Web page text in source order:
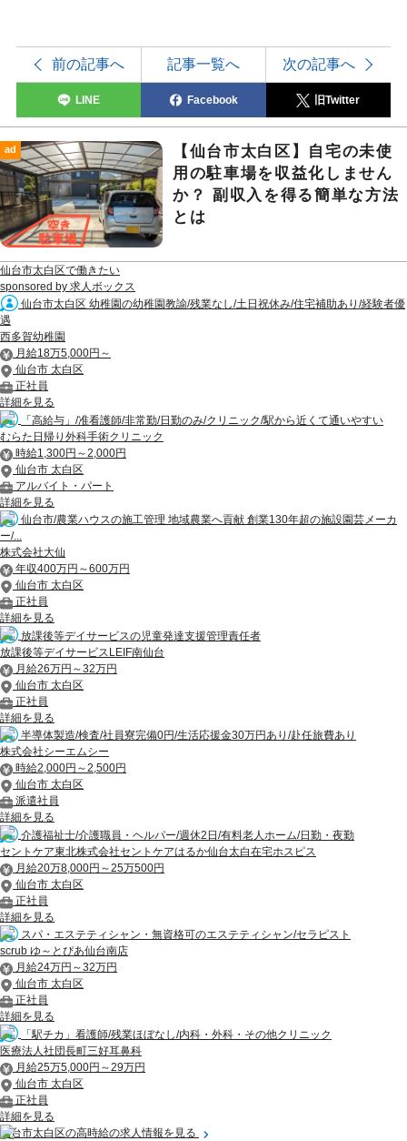
前の記事へ 記事一覧へ 次の記事へ
LINE Facebook 旧Twitter
ad
【仙台市太白区】自宅の未使
用の駐車場を収益化しません
か？ 副収入を得る簡単な方法
とは
仙台市太白区で働きたい
sponsored by 求人ボックス
仙台市太白区 幼稚園の幼稚園教諭/残業なし/土日祝休み/住宅補助あり/経験者優
遇
西多賀幼稚園
月給18万5,000円～
仙台市 太白区
正社員
詳細を見る
「高給与」/准看護師/非常勤/日勤のみ/クリニック/駅から近くて通いやすい
むらた日帰り外科手術クリニック
時給1,300円～2,000円
仙台市 太白区
アルバイト・パート
詳細を見る
仙台市/農業ハウスの施工管理 地域農業へ貢献 創業130年超の施設園芸メーカ
ー/...
株式会社大仙
年収400万円～600万円
仙台市 太白区
正社員
詳細を見る
放課後等デイサービスの児童発達支援管理責任者
放課後等デイサービスLEIF南仙台
月給26万円～32万円
仙台市 太白区
正社員
詳細を見る
半導体製造/検査/社員寮完備0円/生活応援金30万円あり/赴任旅費あり
株式会社シーエムシー
時給2,000円～2,500円
仙台市 太白区
派遣社員
詳細を見る
介護福祉士/介護職員・ヘルパー/週休2日/有料老人ホーム/日勤・夜勤
セントケア東北株式会社セントケアはるか仙台太白在宅ホスピス
月給20万8,000円～25万500円
仙台市 太白区
正社員
詳細を見る
スパ・エステティシャン・無資格可のエステティシャン/セラピスト
scrub ゆ～とぴあ仙台南店
月給24万円～32万円
仙台市 太白区
正社員
詳細を見る
「駅チカ」看護師/残業ほぼなし/内科・外科・その他クリニック
医療法人社団長町三好耳鼻科
月給25万5,000円～29万円
仙台市 太白区
正社員
詳細を見る
仙台市太白区の高時給の求人情報を見る